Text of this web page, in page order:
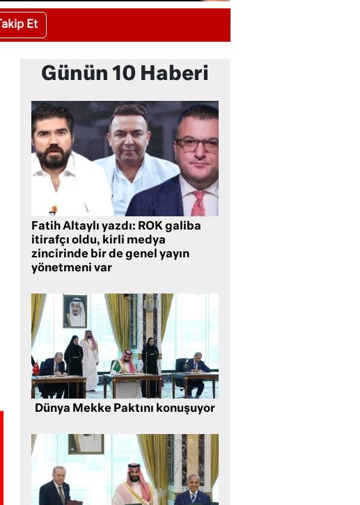
Takip Et
Günün 10 Haberi
Fatih Altaylı yazdı: ROK galiba
itirafçı oldu, kirli medya
zincirinde bir de genel yayın
yönetmeni var
Dünya Mekke Paktını konuşuyor